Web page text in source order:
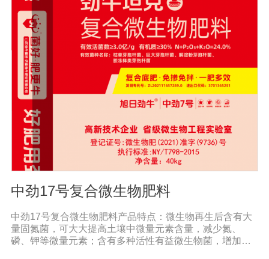
挥正常作用。菌株繁殖较大，新陈代谢产生有利于植物生
长的元素，从而提高土壤肥力。空气中的氮可以部分利
用，通过有益细菌的生长代谢产生相应的酶和酸，分解土
壤中不溶性的磷和钾肥，成为植物可以吸收的磷和钾肥，
可以大大提高作物对肥料的利用率。在释放磷和钾的同
时，它还可以促进土壤中微量元素的释放和作物的利用，
同时，有益的细菌可以代谢多种植物所需的物质，如小分
子氨基酸、生长刺激物、维生素等。
中劲17号复合微生物肥料
中劲17号复合微生物肥料产品特点：微生物再生后含有大
量固氮菌，可大大提高土壤中微量元素含量，减少氮、
磷、钾等微量元素；含有多种活性有益微生物菌，增加土